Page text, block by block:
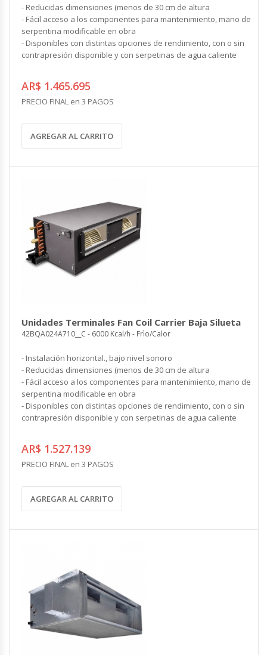
- Reducidas dimensiones (menos de 30 cm de altura
- Fácil acceso a los componentes para mantenimiento, mano de
serpentina modificable en obra
- Disponibles con distintas opciones de rendimiento, con o sin
contrapresión disponible y con serpetinas de agua caliente
AR$ 1.465.695
PRECIO FINAL en 3 PAGOS
AGREGAR AL CARRITO
Unidades Terminales Fan Coil Carrier Baja Silueta
42BQA024A710__C - 6000 Kcal/h - Frìo/Calor
- Instalación horizontal., bajo nivel sonoro
- Reducidas dimensiones (menos de 30 cm de altura
- Fácil acceso a los componentes para mantenimiento, mano de
serpentina modificable en obra
- Disponibles con distintas opciones de rendimiento, con o sin
contrapresión disponible y con serpetinas de agua caliente
AR$ 1.527.139
PRECIO FINAL en 3 PAGOS
AGREGAR AL CARRITO